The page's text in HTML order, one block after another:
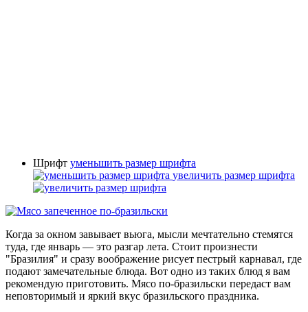
Шрифт уменьшить размер шрифта
увеличить размер шрифта
Когда за окном завывает вьюга, мысли мечтательно стемятся
туда, где январь — это разгар лета. Стоит произнести
"Бразилия" и сразу воображение рисует пестрый карнавал, где
подают замечательные блюда. Вот одно из таких блюд я вам
рекомендую приготовить. Мясо по-бразильски передаст вам
неповторимый и яркий вкус бразильского праздника.